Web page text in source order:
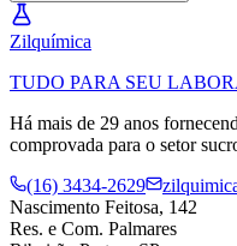
Zilquímica
TUDO PARA SEU
Há mais de 29 anos
comprovada para o setor
(16) 3434-2629
Nascimento Feitosa, 142
Res. e Com. Palmares